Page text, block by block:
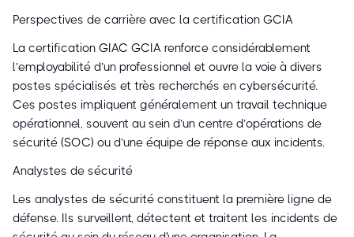
Perspectives de carrière avec la certification GCIA
La certification GIAC GCIA renforce considérablement
l’employabilité d’un professionnel et ouvre la voie à divers
postes spécialisés et très recherchés en cybersécurité.
Ces postes impliquent généralement un travail technique
opérationnel, souvent au sein d’un centre d’opérations de
sécurité (SOC) ou d’une équipe de réponse aux incidents.
Analystes de sécurité
Les analystes de sécurité constituent la première ligne de
défense. Ils surveillent, détectent et traitent les incidents de